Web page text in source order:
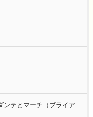
ンテとマーチ（ブライア